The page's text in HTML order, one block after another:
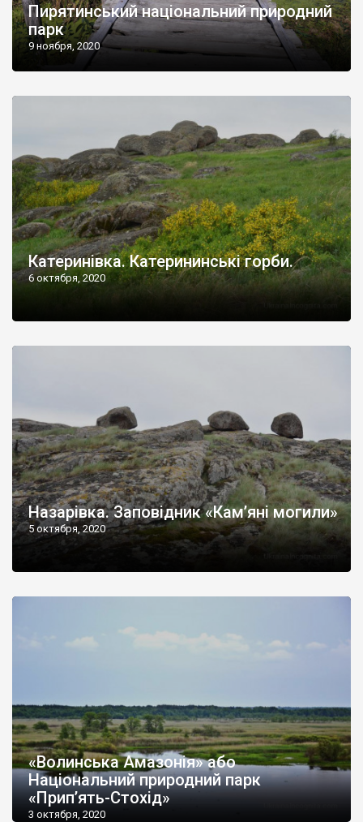
Пирятинський національний природний
парк
9 ноября, 2020
Катеринівка. Катерининські горби.
6 октября, 2020
Назарівка. Заповідник «Кам’яні могили»
5 октября, 2020
«Волинська Амазонія» або
Національний природний парк
«Прип’ять-Стохід»
3 октября, 2020